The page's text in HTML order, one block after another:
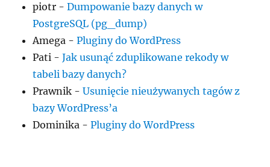
piotr -Dumpowanie bazy danych w
PostgreSQL (pg_dump)
Amega -Pluginy do WordPress
Pati -Jak usunąć zduplikowane rekody w
tabeli bazy danych?
Prawnik -Usunięcie nieużywanych tagów z
bazy WordPress’a
Dominika -Pluginy do WordPress